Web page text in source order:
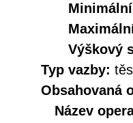
Výškový
Typ vazby:
Obsahovaná
Název